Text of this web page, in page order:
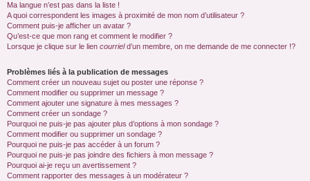
Ma langue n’est pas dans la liste !
A quoi correspondent les images à proximité de mon nom d’utilisateur ?
Comment puis-je afficher un avatar ?
Qu’est-ce que mon rang et comment le modifier ?
Lorsque je clique sur le lien courrield’un membre, on me demande de me connecter !?
Problèmes liés à la publication de messages
Comment créer un nouveau sujet ou poster une réponse ?
Comment modifier ou supprimer un message ?
Comment ajouter une signature à mes messages ?
Comment créer un sondage ?
Pourquoi ne puis-je pas ajouter plus d’options à mon sondage ?
Comment modifier ou supprimer un sondage ?
Pourquoi ne puis-je pas accéder à un forum ?
Pourquoi ne puis-je pas joindre des fichiers à mon message ?
Pourquoi ai-je reçu un avertissement ?
Comment rapporter des messages à un modérateur ?